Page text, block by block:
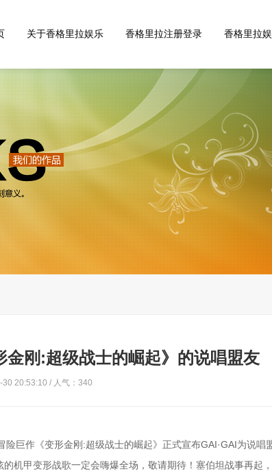
关于香格里拉娱乐 香格里拉注册登录 香格里拉
刚:超级战士的崛起》的说唱盟友
30 20:53:10 / 人气：340
巨作《变形金刚:超级战士的崛起》正式宣布GAI·GAI为说唱
机甲变形战歌一定会嗨爆全场，敬请期待！塞伯坦战事再起